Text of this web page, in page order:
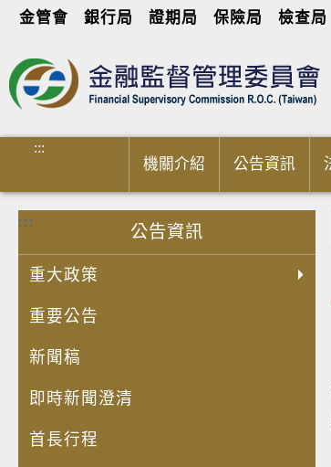
金管會 銀行局 證期局 保險局 檢查局
:::
機關介紹 公告資訊
:::
公告資訊
重大政策
重要公告
新聞稿
即時新聞澄清
首長行程